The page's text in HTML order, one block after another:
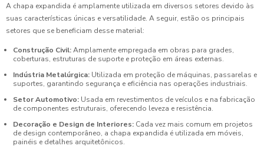
A chapa expandida é amplamente utilizada em diversos setores devido às
suas características únicas e versatilidade. A seguir, estão os principais
setores que se beneficiam desse material:
Construção Civil:Amplamente empregada em obras para grades,
coberturas, estruturas de suporte e proteção em áreas externas.
Indústria Metalúrgica: Utilizada em proteção de máquinas, passarelas e
suportes, garantindo segurança e eficiência nas operações industriais.
Setor Automotivo: Usada em revestimentos de veículos e na fabricação
de componentes estruturais, oferecendo leveza e resistência.
Decoração e Design de Interiores: Cada vez mais comum em projetos
de design contemporâneo, a chapa expandida é utilizada em móveis,
painéis e detalhes arquitetônicos.